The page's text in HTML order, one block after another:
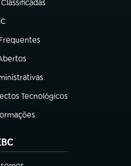
aba)
em nova aba)
aba)
nova aba)
aba)
Tecnológicos
aba)